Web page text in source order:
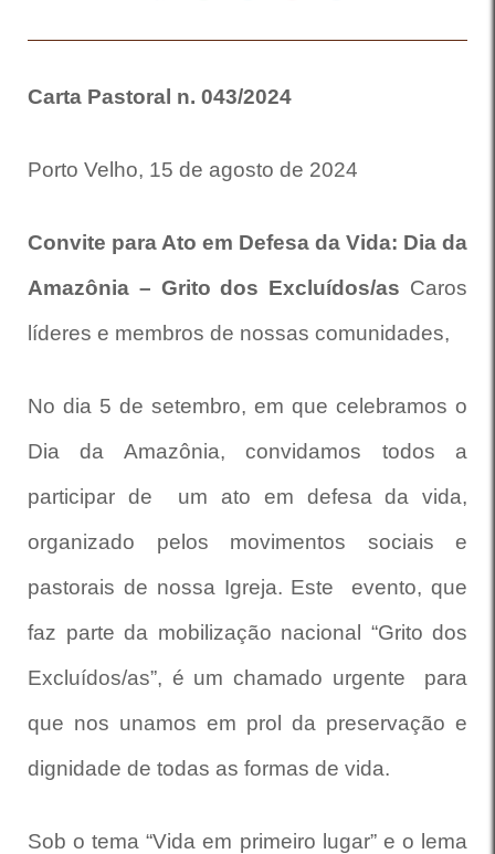
Carta Pastoral n. 043/2024
Porto Velho, 15 de agosto de 2024
Convite para Ato em Defesa da Vida: Dia da
Amazônia – Grito dos Excluídos/as Caros
líderes e membros de nossas comunidades,
No dia 5 de setembro, em que celebramos o
Dia da Amazônia, convidamos todos a
participar de um ato em defesa da vida,
organizado pelos movimentos sociais e
pastorais de nossa Igreja. Este evento, que
faz parte da mobilização nacional “Grito dos
Excluídos/as”, é um chamado urgente para
que nos unamos em prol da preservação e
dignidade de todas as formas de vida.
Sob o tema “Vida em primeiro lugar” e o lema